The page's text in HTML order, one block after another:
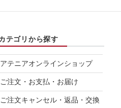
アテニアオンラインショップ
ご注文・お支払・お届け
ご注文キャンセル・返品・交換